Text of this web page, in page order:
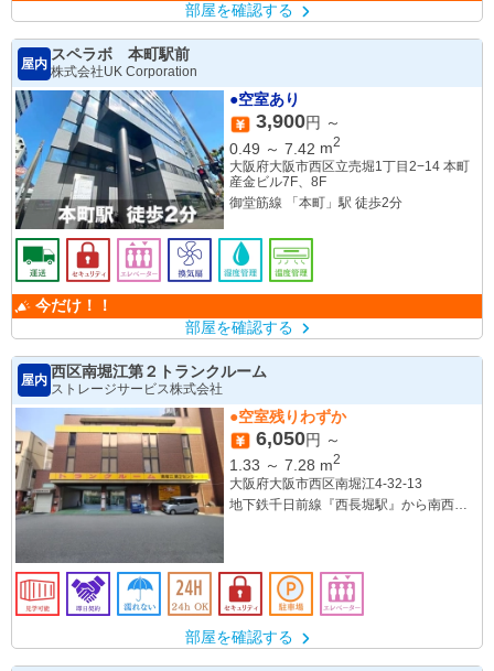
部屋を確認する
屋内
スペラボ 本町駅前
株式会社UK Corporation
●空室あり
3,900円 ～
0.49 ～ 7.42 m2
大阪府大阪市西区立売堀1丁目2−14 本町
産金ビル7F、8F
御堂筋線 「本町」駅 徒歩2分
今だけ！！
部屋を確認する
屋内
西区南堀江第２トランクルーム
ストレージサービス株式会社
●空室残りわずか
6,050円 ～
1.33 ～ 7.28 m2
大阪府大阪市西区南堀江4-32-13
地下鉄千日前線『西長堀駅』から南西へ
部屋を確認する